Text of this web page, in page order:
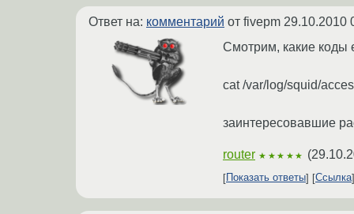
Ответ на: комментарий от fivepm 29.10.2010
Смотрим, какие коды
cat /var/log/squid/
заинтересовавшие
router ★★★★★ (
Показать ответы Ссылка